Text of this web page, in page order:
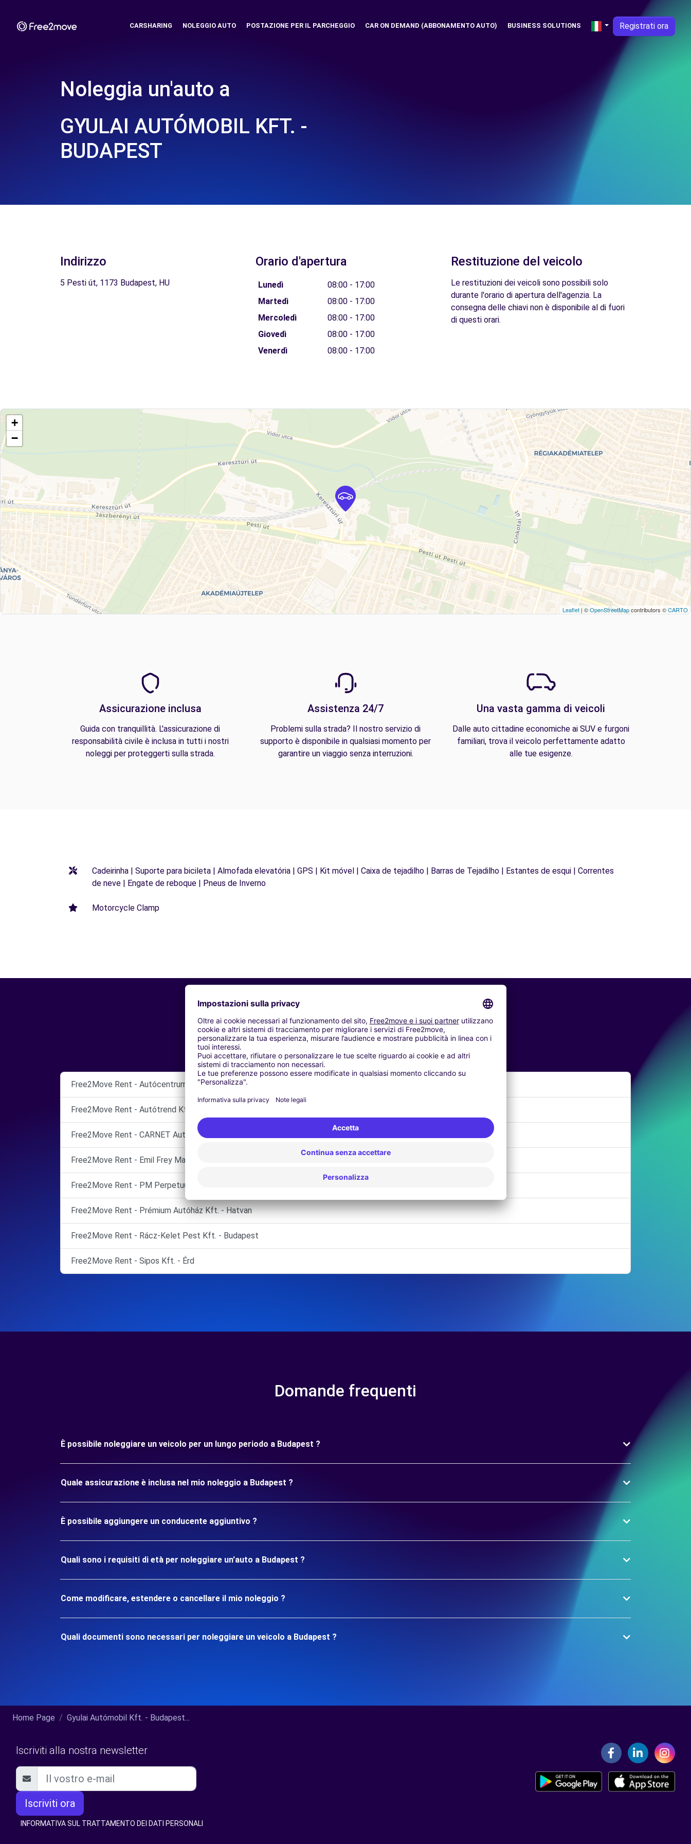
CARSHARING NOLEGGIO AUTO POSTAZIONE PER IL PARCHEGGIO CAR ON DEMAND (ABBONAMENTO AUTO) BUSINESS SOLUTIONS Registrati ora
Noleggia un'auto a
GYULAI AUTÓMOBIL KFT. -
BUDAPEST
Indirizzo
5 Pesti út, 1173 Budapest, HU
Orario d'apertura
Lunedì
08:00 - 17:00
Martedì
08:00 - 17:00
Mercoledì
08:00 - 17:00
Giovedì
08:00 - 17:00
Venerdì
08:00 - 17:00
Restituzione del veicolo
Le restituzioni dei veicoli sono possibili solo
durante l'orario di apertura dell'agenzia. La
consegna delle chiavi non è disponibile al di fuori
di questi orari.
+
−
Leaflet | ©OpenStreetMapcontributors ©CARTO
Assicurazione inclusa
Guida con tranquillità. L'assicurazione di
responsabilità civile è inclusa in tutti i nostri
noleggi per proteggerti sulla strada.
Assistenza 24/7
Problemi sulla strada? Il nostro servizio di
supporto è disponibile in qualsiasi momento per
garantire un viaggio senza interruzioni.
Una vasta gamma di veicoli
Dalle auto cittadine economiche ai SUV e furgoni
familiari, trova il veicolo perfettamente adatto
alle tue esigenze.
Cadeirinha | Suporte para bicileta | Almofada elevatória | GPS | Kit móvel | Caixa de tejadilho | Barras de Tejadilho | Estantes de esqui | Correntes
de neve | Engate de reboque | Pneus de Inverno
Motorcycle Clamp
Agenzie simili
Free2Move Rent - Autócentrum Szabó Kft. - Érd
Free2Move Rent - Autótrend Kft. - Esztergom
Free2Move Rent - CARNET Autóház Kft. - Budaörs
Free2Move Rent - Emil Frey Magyarország Kft. - Budapest
Free2Move Rent - PM Perpetuum Mobile Kft. - Vác
Free2Move Rent - Prémium Autóház Kft. - Hatvan
Free2Move Rent - Rácz-Kelet Pest Kft. - Budapest
Free2Move Rent - Sipos Kft. - Érd
Domande frequenti
È possibile noleggiare un veicolo per un lungo periodo a Budapest ?
Quale assicurazione è inclusa nel mio noleggio a Budapest ?
È possibile aggiungere un conducente aggiuntivo ?
Quali sono i requisiti di età per noleggiare un'auto a Budapest ?
Come modificare, estendere o cancellare il mio noleggio ?
Quali documenti sono necessari per noleggiare un veicolo a Budapest ?
Home Page Gyulai Autómobil Kft. - Budapest...
Iscriviti alla nostra newsletter
Iscriviti ora
INFORMATIVA SUL TRATTAMENTO DEI DATI PERSONALI